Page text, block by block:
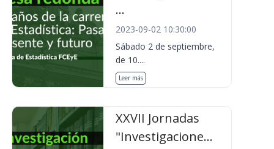
...
2023-09-02 10:30:00
Sábado 2 de septiembre,
de 10....
Leer más
XXVII Jornadas
"Investigacione...